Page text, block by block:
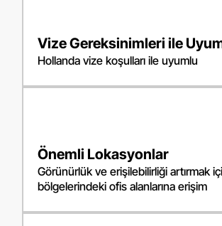
Vize Gereksinimleri ile
Hollanda vize koşulları ile uyumlu
Önemli Lokasyonlar
Görünürlük ve erişilebilirliği artırmak
bölgelerindeki ofis alanlarına erişim